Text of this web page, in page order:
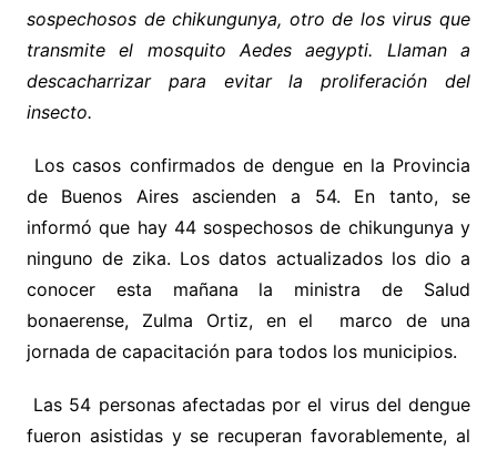
sospechosos de chikungunya, otro de los virus que
transmite el mosquito Aedes aegypti. Llaman a
descacharrizar para evitar la proliferación del
insecto.
Los casos confirmados de dengue en la Provincia
de Buenos Aires ascienden a 54. En tanto, se
informó que hay 44 sospechosos de chikungunya y
ninguno de zika. Los datos actualizados los dio a
conocer esta mañana la ministra de Salud
bonaerense, Zulma Ortiz, en el marco de una
jornada de capacitación para todos los municipios.
Las 54 personas afectadas por el virus del dengue
fueron asistidas y se recuperan favorablemente, al